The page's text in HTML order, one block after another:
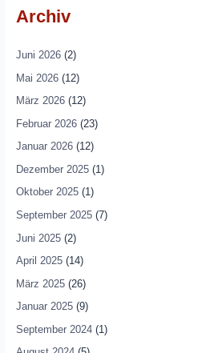
Archiv
Juni 2026(2)
Mai 2026(12)
März 2026(12)
Februar 2026(23)
Januar 2026(12)
Dezember 2025(1)
Oktober 2025(1)
September 2025(7)
Juni 2025(2)
April 2025(14)
März 2025(26)
Januar 2025(9)
September 2024(1)